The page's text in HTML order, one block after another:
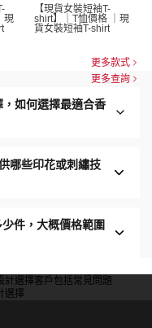
現
【現貨女裝短袖T-
shirt】｜T恤價格 ｜現
貨女裝短袖T-shirt
更多款式
更多查詢
如何選擇最適合香
哪些印花或刺繡技
件，大概價格範圍
計選擇客戶包括常見問題
選擇